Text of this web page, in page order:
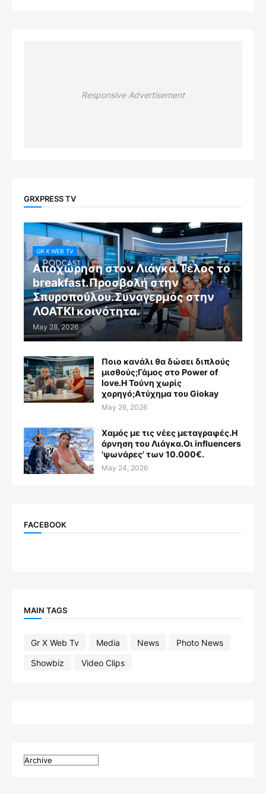
Responsive Advertisement
GRXPRESS TV
GR X WEB TV
Αποχώρηση στον Λιάγκα.Τέλος το
breakfast.Προσβολή στην
Σπυροπούλου.Συναγερμός στην
ΛΟΑΤΚΙ κοινότητα.
May 28, 2026
Ποιο κανάλι θα δώσει διπλούς
μισθούς;Γάμος στο Power of
love.Η Τούνη χωρίς
χορηγό;Aτύχημα του Giokay
May 26, 2026
Χαμός με τις νέες μεταγραφές.Η
άρνηση του Λιάγκα.Οι influencers
'ψωνάρες' των 10.000€.
May 24, 2026
FACEBOOK
MAIN TAGS
Gr X Web Tv Media News
Photo News
Showbiz
Video Clips